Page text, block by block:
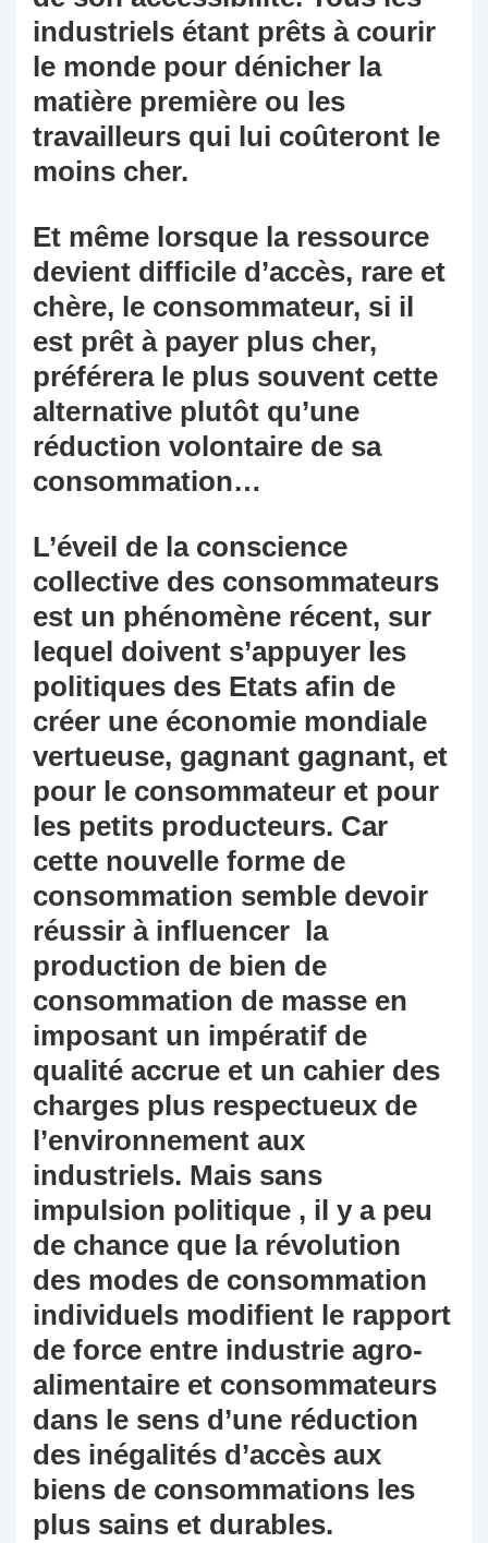
industriels étant prêts à courir
le monde pour dénicher la
matière première ou les
travailleurs qui lui coûteront le
moins cher.
Et même lorsque la ressource
devient difficile d’accès, rare et
chère, le consommateur, si il
est prêt à payer plus cher,
préférera le plus souvent cette
alternative plutôt qu’une
réduction volontaire de sa
consommation…
L’éveil de la conscience
collective des consommateurs
est un phénomène récent, sur
lequel doivent s’appuyer les
politiques des Etats afin de
créer une économie mondiale
vertueuse, gagnant gagnant, et
pour le consommateur et pour
les petits producteurs. Car
cette nouvelle forme de
consommation semble devoir
réussir à influencer la
production de bien de
consommation de masse en
imposant un impératif de
qualité accrue et un cahier des
charges plus respectueux de
l’environnement aux
industriels. Mais sans
impulsion politique , il y a peu
de chance que la révolution
des modes de consommation
individuels modifient le rapport
de force entre industrie agro-
alimentaire et consommateurs
dans le sens d’une réduction
des inégalités d’accès aux
biens de consommations les
plus sains et durables.